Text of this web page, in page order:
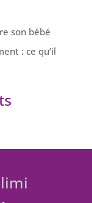
son bébé
: ce qu’il